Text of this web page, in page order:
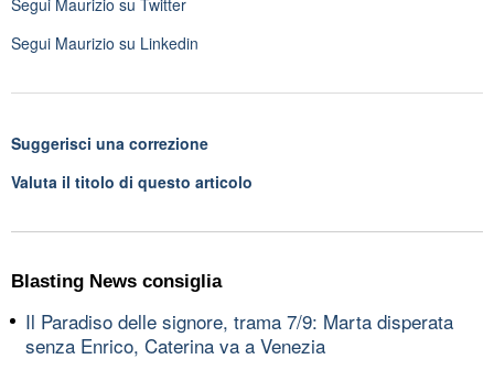
Segui Maurizio su Linkedin
Suggerisci una correzione
Valuta il titolo di questo articolo
Blasting News consiglia
Il Paradiso delle signore, trama 7/9: Marta disperata
senza Enrico, Caterina va a Venezia